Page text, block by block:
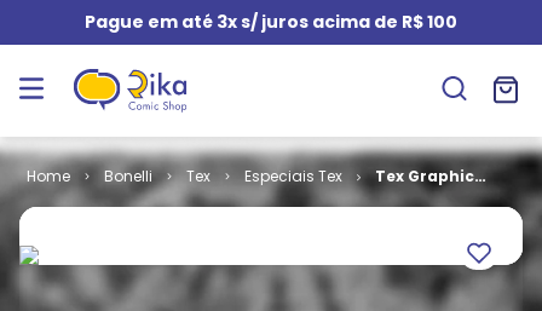
Pague em até 3x s/ juros acima de R$ 100
Bonelli Tex Especiais Tex
Tex Graphic
Novel # 06 -
Corpus Christi